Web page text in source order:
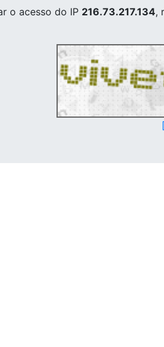
o acesso do IP 216.73.217.134,